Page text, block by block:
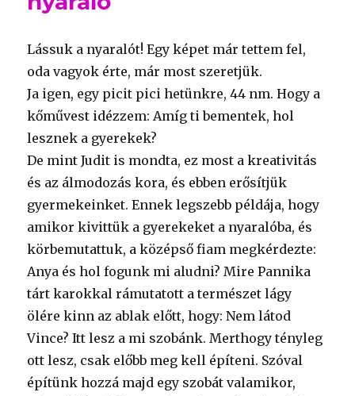
Lássuk a nyaralót! Egy képet már tettem fel,
oda vagyok érte, már most szeretjük.
Ja igen, egy picit pici hetünkre, 44 nm. Hogy a
kőművest idézzem: Amíg ti bementek, hol
lesznek a gyerekek?
De mint Judit is mondta, ez most a kreativitás
és az álmodozás kora, és ebben erősítjük
gyermekeinket. Ennek legszebb példája, hogy
amikor kivittük a gyerekeket a nyaralóba, és
körbemutattuk, a középső fiam megkérdezte:
Anya és hol fogunk mi aludni? Mire Pannika
tárt karokkal rámutatott a természet lágy
ölére kinn az ablak előtt, hogy: Nem látod
Vince? Itt lesz a mi szobánk. Merthogy tényleg
ott lesz, csak előbb meg kell építeni. Szóval
építünk hozzá majd egy szobát valamikor,